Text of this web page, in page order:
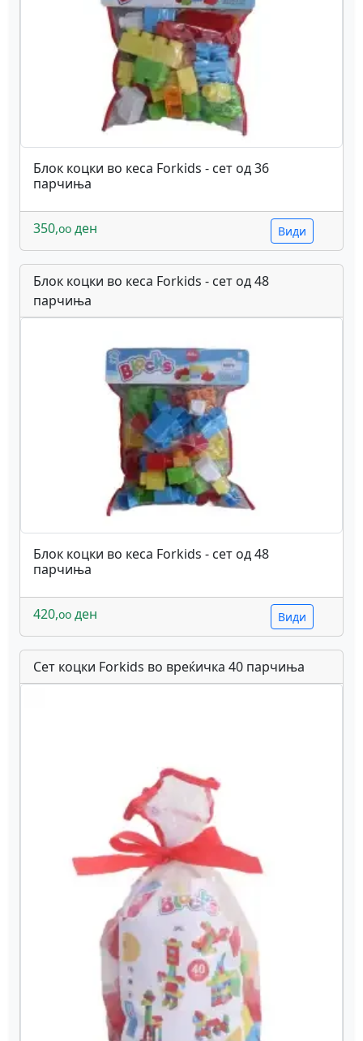
Блок коцки во кеса Forkids - сет од 36
парчиња
350,oo ден Види
Блок коцки во кеса Forkids - сет од 48
парчиња
Блок коцки во кеса Forkids - сет од 48
парчиња
420,oo ден Види
Сет коцки Forkids во вреќичка 40 парчиња